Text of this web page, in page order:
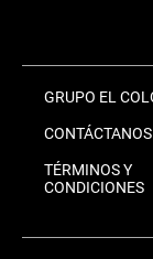
GRUPO EL
CONTÁCTANOS
TÉRMINOS Y
CONDICIONES